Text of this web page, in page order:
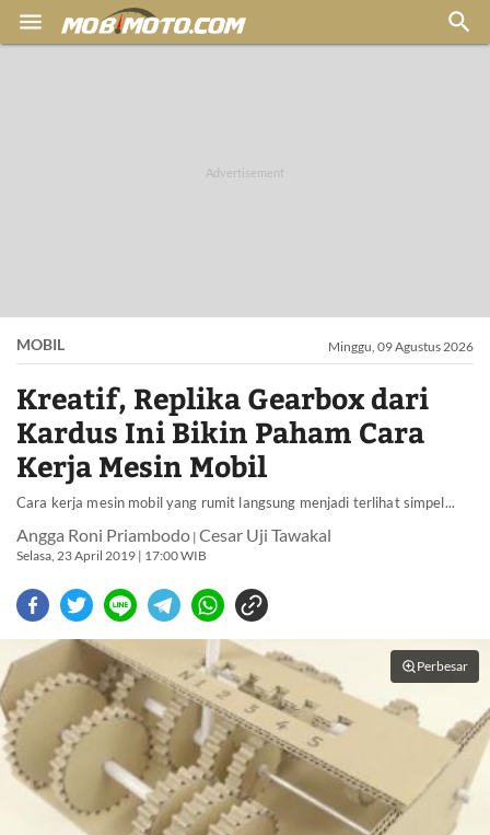
 
MOBIL Minggu, 09 Agustus 2026
Kreatif, Replika Gearbox dari
Kardus Ini Bikin Paham Cara
Kerja Mesin Mobil
Cara kerja mesin mobil yang rumit langsung menjadi terlihat simpel...
Angga Roni Priambodo | Cesar Uji Tawakal
Selasa, 23 April 2019 | 17:00 WIB
Perbesar